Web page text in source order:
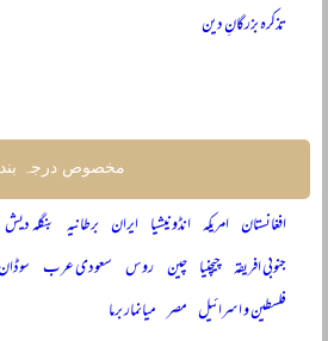
تذکرہ بزرگانِ دین
مخصوص درجہ
افغانستان امریکہ انڈونیشیا ایران برطانیہ بنگلہ دیش
جنوبی افریقہ چیچنیا چین روس سعودی عرب
فلسطین و اسرائیل مصر میانمار برما